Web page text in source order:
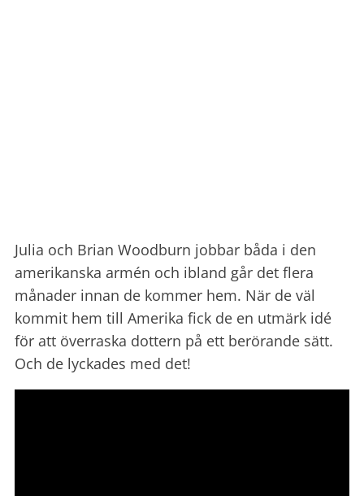
Julia och Brian Woodburn jobbar båda i den
amerikanska armén och ibland går det flera
månader innan de kommer hem. När de väl
kommit hem till Amerika fick de en utmärk idé
för att överraska dottern på ett berörande sätt.
Och de lyckades med det!